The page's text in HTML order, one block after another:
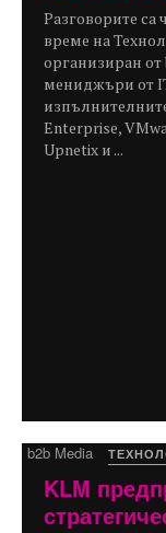
Разговорите са
време на
организиран от
мениджъри от
Enterprisе,
Upnetix и ...
b2b Media
KLM